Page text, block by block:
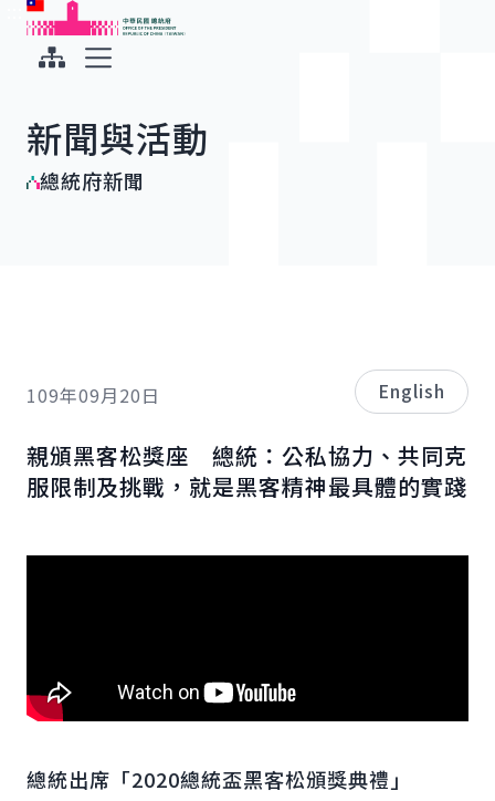
跳到主要內容
中華民國總統府
新聞與活動
總統府新聞
109年09月20日 English
親頒黑客松獎座 總統：公私協力、共同克
服限制及挑戰，就是黑客精神最具體的實踐
總統出席「2020總統盃黑客松頒獎典禮」